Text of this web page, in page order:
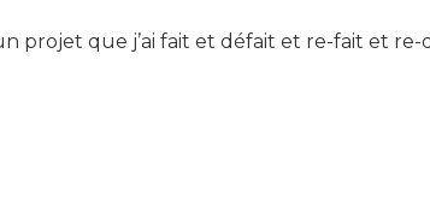
projet que j’ai fait et défait et re-fait et